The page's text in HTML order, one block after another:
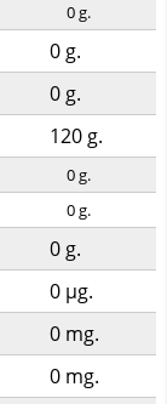
0g.
0 g.
0 g.
120 g.
0g.
0g.
0 g.
0 µg.
0 mg.
0 mg.